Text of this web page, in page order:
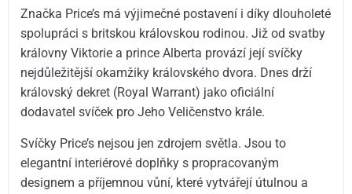
Značka Price’s má výjimečné postavení i díky dlouholeté
spolupráci s britskou královskou rodinou. Již od svatby
královny Viktorie a prince Alberta provází její svíčky
nejdůležitější okamžiky královského dvora. Dnes drží
královský dekret (Royal Warrant) jako oficiální
dodavatel svíček pro Jeho Veličenstvo krále.
Svíčky Price’s nejsou jen zdrojem světla. Jsou to
elegantní interiérové doplňky s propracovaným
designem a příjemnou vůní, které vytvářejí útulnou a